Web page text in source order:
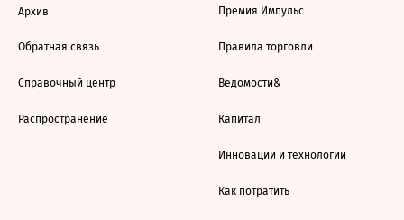
Архив
Обратная связь
Справочный центр
Распространение
Премия Импульс
Правила торговли
Ведомости&
Капитал
Инновации и технологии
Как потратить